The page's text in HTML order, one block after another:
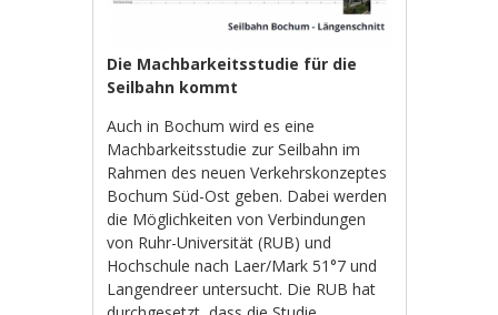
Die Machbarkeitsstudie für die
Seilbahn kommt
Auch in Bochum wird es eine
Machbarkeitsstudie zur Seilbahn im
Rahmen des neuen Verkehrskonzeptes
Bochum Süd-Ost geben. Dabei werden
die Möglichkeiten von Verbindungen
von Ruhr-Universität (RUB) und
Hochschule nach Laer/Mark 51°7 und
Langendreer untersucht. Die RUB hat